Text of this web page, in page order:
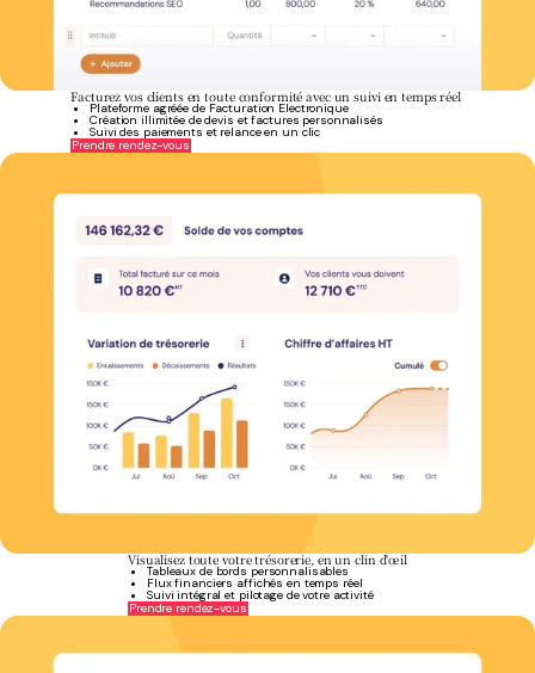
Facturez vos clients en toute conformité avec un suivi en temps réel
Plateforme agréée de Facturation Electronique
Création illimitée de devis et factures personnalisés
Suivi des paiements et relance en un clic
Prendre rendez-vous
Visualisez toute votre trésorerie, en un clin d'œil
Tableaux de bords personnalisables
Flux financiers affichés en temps réel
Suivi intégral et pilotage de votre activité
Prendre rendez-vous